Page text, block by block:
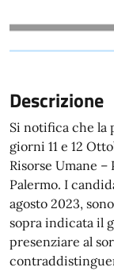
Descrizione
Si notifica che la
giorni 11 e 12
Risorse Umane
Palermo. I
agosto 2023,
sopra indicata il
presenziare al